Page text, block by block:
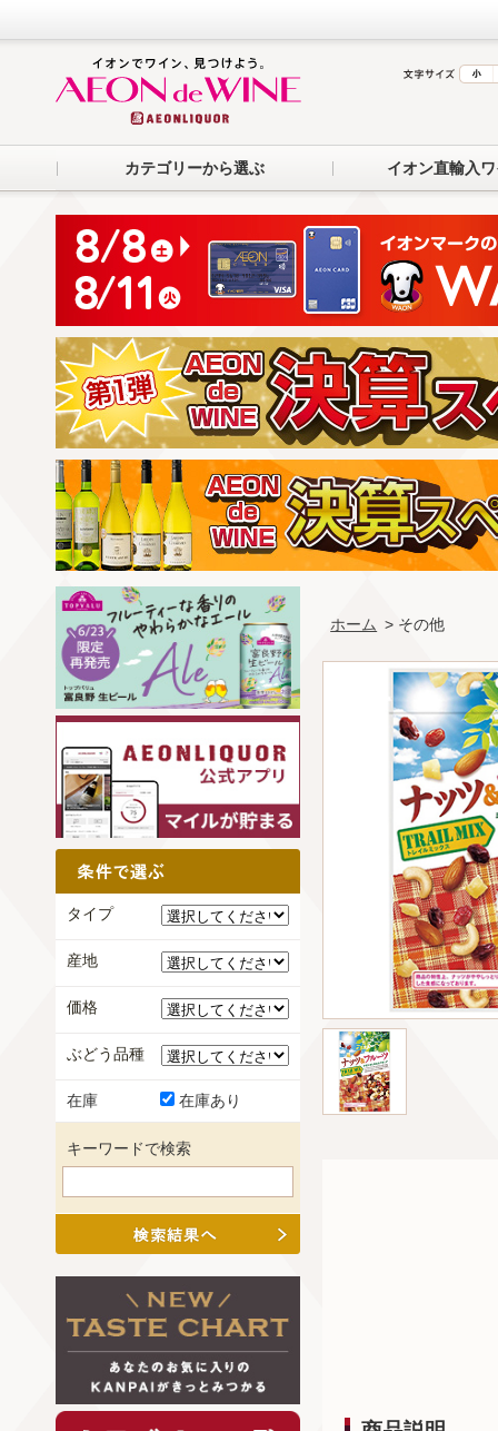
カテゴリーから選ぶ イオン直輸入
ホーム > その他
タイプ
産地
価格
ぶどう品種
在庫 在庫あり
キーワードで検索